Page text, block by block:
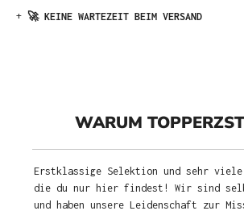
+ 🚀 KEINE WARTEZEIT BEIM VERSAND
WARUM
Erstklassige Selektion und sehr viele
die du nur hier findest! Wir sind
und haben unsere Leidenschaft zur